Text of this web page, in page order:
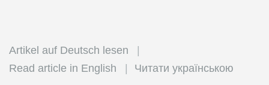
Artikel auf Deutsch lesen
Read article in English
Читати українською